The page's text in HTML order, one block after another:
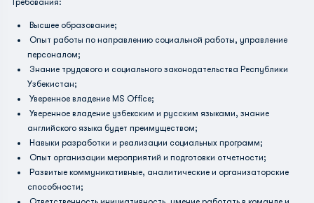
Требования:
Высшее образование;
Опыт работы по направлению социальной работы, управление
персоналом;
Знание трудового и социального законодательства Республики
Узбекистан;
Уверенное владение MS Office;
Уверенное владение узбекским и русским языками, знание
английского языка будет преимуществом;
Навыки разработки и реализации социальных программ;
Опыт организации мероприятий и подготовки отчетности;
Развитые коммуникативные, аналитические и организаторские
способности;